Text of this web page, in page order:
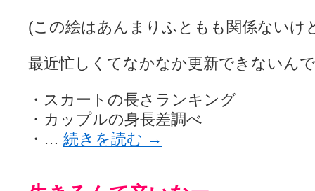
(この絵はあんまりふともも関係ないけ
最近忙しくてなかなか更新できないん
・スカートの長さランキング
・カップルの身長差調べ
・… 続きを読む →